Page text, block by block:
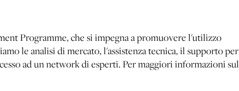
Programme, che si impegna a promuovere l'utilizzo
le analisi di mercato, l'assistenza tecnica, il supporto per
ad un network di esperti. Per maggiori informazioni sul